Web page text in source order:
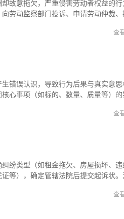
商家提供的民宿存在安全隐患、卫生
立争议解决机制。若平台未尽到审
页面（如是否承诺“可取消”“灵活退
因自身原因取消（如行程变更），需
消扣50%”），若商家实际扣款比例
入住、设施与宣传不符），直接要求
说明情况，要求平台依据《美团民宿
）：
住，可提供医院证明”），尝试协商
护口碑，可能同意灵活处理。 2. 平台
持消费者退款（如“商家未在约定时
金中划扣退款（部分平台有“先行赔付
序”故意将小王推倒致其骨折，这就
赔偿责任。 法律解析： 首先需
场工作人员因执行工作任务造成他人
第234条，故意伤害他人身体致轻伤以
事附带民事诉讼，要求犯罪嫌疑人（
。即使未达刑事立案标准，受害人仍
执行职务），商场无过错则无需担
时就医并保留医疗凭证：到正规医院
，后续赔偿需以此为依据；若伤情严
”结果（用于刑事立案或民事赔偿计算
面确认侵权事实及责任（如签署赔偿
若法医鉴定为轻伤及以上，配合警方
故意拖欠，严重侵害劳动者权益的行
劳动监察部门投诉、申请劳动仲裁、
标准，提供具体维权步骤、赔偿计算
客观上实施了转移财产、逃匿等逃
《刑法》规定，恶意欠薪可能构成“
用人单位与劳动者存在劳动关系的，
缴纳记录）、欠薪证明（工资欠条、
（房产、车辆、银行账户信息等）
方当面或书面沟通，明确要求支付
行地的人力资源和社会保障局劳动
查
错误认识，导致行为后果与真实意
心事项（如标的、数量、质量等）的
赔偿信赖利益损失。维权需注意1年
现问题或自身权益受损。比如，某商
，并非所有“误解”都能构成“重大误
的情况，但这不一定属于法律上的重
利义务产生实质性影响时，才可能被
查
纷类型（如租金拖欠、房屋损坏、
等），确定管辖法院后提交起诉状。
计算（违约金或实际损失），必要查